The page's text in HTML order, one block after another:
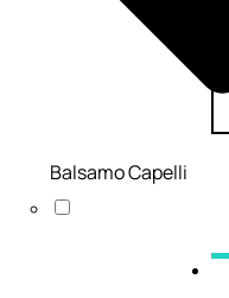
Balsamo Capelli